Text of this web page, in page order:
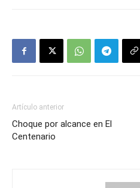
Artículo anterior
Choque por alcance en El
Centenario